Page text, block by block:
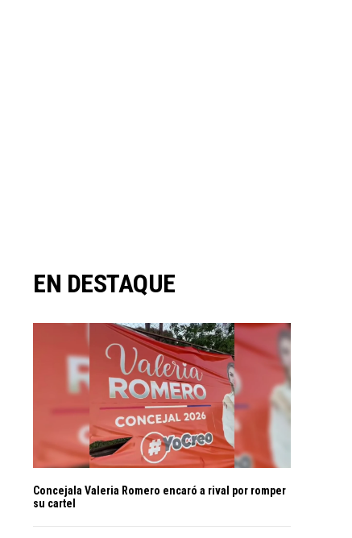
EN DESTAQUE
Concejala Valeria Romero encaró a rival por romper
su cartel